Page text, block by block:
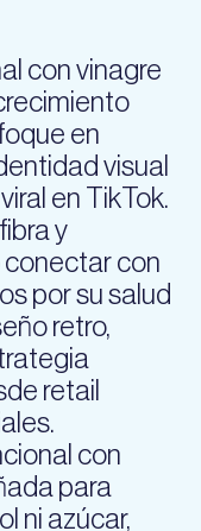
con vinagre
en
visual
en TikTok.
y
conectar con
por su salud
retro,
retail
con
para
ni azúcar,